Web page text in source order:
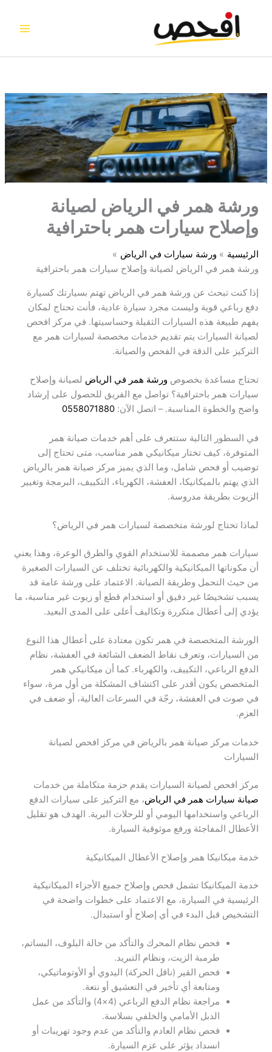
ورشة همر في الرياض لصيانة
وإصلاح سيارات همر باحترافية
الرئيسية
ورشة سيارات في الرياض
ورشة همر في الرياض لصيانة وإصلاح سيارات همر باحترافية
إذا كنت تبحث عن ورشة همر في الرياض تهتم بسيارتك كسيارة
دفع رباعي قوية وليست مجرد سيارة عادية، فأنت تحتاج لمكان
يفهم طبيعة هذه السيارات الثقيلة وحساسيتها. في مركز افحص
لصيانة السيارات يتم تقديم خدمات مخصصة لسيارات همر مع
التركيز على الدقة في الفحص والصيانة.
تحتاج مساعدة بخصوص ورشة همر في الرياض لصيانة وإصلاح
سيارات همر باحترافية؟ تواصل مع الفريق للحصول على إرشاد
واضح والخطوة المناسبة. – اتصل الآن:0558071880
في السطور التالية ستتعرف على أهم خدمات صيانة همر
المتوفرة، كيف تختار ميكانيكي همر مناسب، متى تحتاج إلى
توضيب أو فحص شامل، وما الذي يميز مركز صيانة همر بالرياض
الذي يهتم بالميكانيكا، العفشة، الكهرباء، التكييف، البرمجة وتغيير
الزيوت بطريقة مدروسة.
لماذا تحتاج لورشة متخصصة لسيارات همر في الرياض؟
سيارات همر مصممة للاستخدام القوي والطرق الوعرة، وهذا يعني
أن مكوناتها الميكانيكية والكهربائية تختلف عن السيارات الصغيرة
من حيث التحمل وطريقة الصيانة. الاعتماد على ورشة عامة قد
يسبب تشخيصًا غير دقيق أو استخدام قطع أو زيوت غير مناسبة، ما
يؤدي إلى أعطال متكررة وتكاليف أعلى على المدى البعيد.
الورشة المتخصصة في همر تكون معتادة على أعطال هذا النوع
من السيارات، وتعرف نقاط الضعف الشائعة في العفشة، نظام
الدفع الرباعي، التكييف، والكهرباء. كما أن ميكانيكي همر
المتخصص يكون أقدر على اكتشاف المشكلة من أول مرة، سواء
في صوت في العفشة، رجّة في السرعات العالية، أو ضعف في
العزم.
خدمات مركز صيانة همر بالرياض في مركز افحص لصيانة
السيارات
مركز افحص لصيانة السيارات يقدم حزمة متكاملة من خدمات
صيانة سيارات همر في الرياض، مع التركيز على سيارات الدفع
الرباعي واستخدامها اليومي أو للرحلات البرية. الهدف هو تقليل
الأعطال المفاجئة ورفع موثوقية السيارة.
خدمة ميكانيكا همر وإصلاح الأعطال الميكانيكية
خدمة الميكانيكا تشمل فحص وإصلاح جميع الأجزاء الميكانيكية
الرئيسية في السيارة، مع الاعتماد على خطوات واضحة في
التشخيص قبل البدء في أي إصلاح أو استبدال.
فحص نظام المحرك والتأكد من حالة البلوف، البساتم،
طرمبة الزيت، ونظام التبريد.
فحص القير (ناقل الحركة) اليدوي أو الأوتوماتيكي،
ومتابعة أي تأخير في التعشيق أو نتعة.
مراجعة نظام الدفع الرباعي (4×4) والتأكد من عمل
الدبل الأمامي والخلفي بسلاسة.
فحص نظام العادم والتأكد من عدم وجود تهريبات أو
انسداد يؤثر على عزم السيارة.